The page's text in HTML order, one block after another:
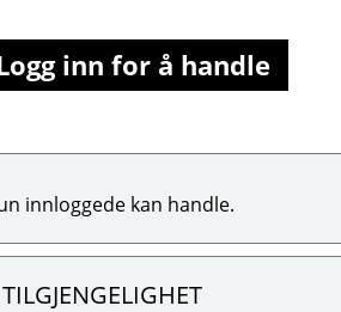
inn for å handle
innloggede kan handle.
TILGJENGELIGHET